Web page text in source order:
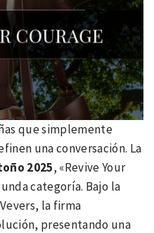
que simplemente
una conversación. La
2025, «Revive Your
categoría. Bajo la
la firma
presentando una